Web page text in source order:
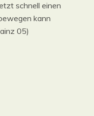
schnell einen
kann
05)